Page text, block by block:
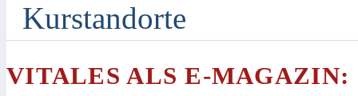
Kurstandorte
VITALES ALS E-MAGAZIN: